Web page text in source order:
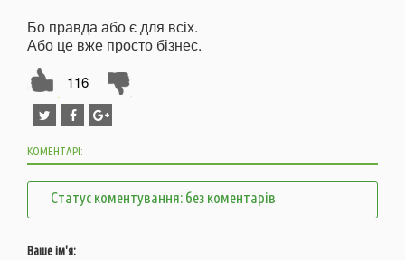
Бо правда або є для всіх.
Або це вже просто бізнес.
116
КОМЕНТАРІ:
Статус коментування: без коментарів
Ваше ім'я: